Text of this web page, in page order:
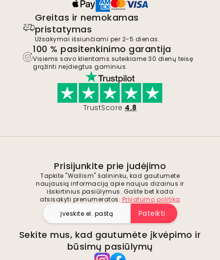
Greitas ir nemokamas
pristatymas
Užsakymai išsiunčiami per 2-5 dienas.
100 % pasitenkinimo garantija
Visiems savo klientams suteikiame 30 dienų teisę
grąžinti neįdiegtus gaminius.
TrustScore 4.8
Prisijunkite prie judėjimo
Tapkite "Wallism" šalininku, kad gautumėte
naujausią informaciją apie naujus dizainus ir
išskirtinius pasiūlymus. Galite bet kada
atsisakyti prenumeratos. Privatumo politika
Pateikti
Sekite mus, kad gautumėte įkvėpimo ir
būsimų pasiūlymų